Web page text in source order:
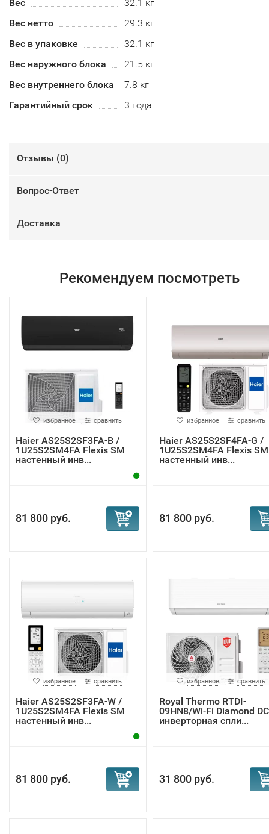
Вес
32.1 кг
Вес нетто
29.3 кг
Вес в упаковке
32.1 кг
Вес наружного блока
21.5 кг
Вес внутреннего блока
7.8 кг
Гарантийный срок
3 года
Отзывы (0)
Вопрос-Ответ
Доставка
Рекомендуем посмотреть
избранное сравнить
Haier AS25S2SF3FA-B /
1U25S2SM4FA Flexis SM
настенный инв...
81 800 руб.
избранное сравнить
Haier AS25S2SF4FA-G /
1U25S2SM4FA Flexis SM
настенный инв...
81 800 руб.
избранное сравнить
Haier AS25S2SF3FA-W /
1U25S2SM4FA Flexis SM
настенный инв...
81 800 руб.
избранное сравнить
Royal Thermo RTDI-
09HN8/Wi-Fi Diamond DC
инверторная спли...
31 800 руб.